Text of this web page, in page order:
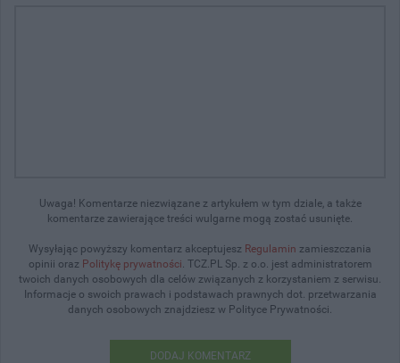
Uwaga! Komentarze niezwiązane z artykułem w tym dziale, a także
komentarze zawierające treści wulgarne mogą zostać usunięte.
Wysyłając powyższy komentarz akceptujesz Regulamin zamieszczania
opinii oraz Politykę prywatności. TCZ.PL Sp. z o.o. jest administratorem
twoich danych osobowych dla celów związanych z korzystaniem z serwisu.
Informacje o swoich prawach i podstawach prawnych dot. przetwarzania
danych osobowych znajdziesz w Polityce Prywatności.
DODAJ KOMENTARZ